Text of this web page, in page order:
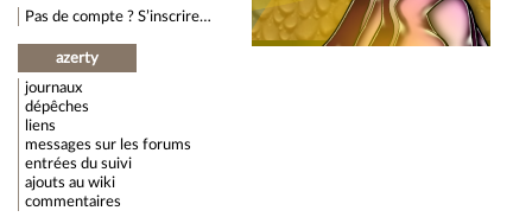
Pas de compte ? S’inscrire…
azerty
journaux
dépêches
liens
messages sur les forums
entrées du suivi
ajouts au wiki
commentaires